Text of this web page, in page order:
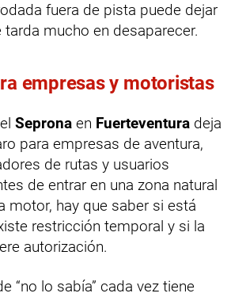
fuera de pista puede dejar
tarda mucho en desaparecer.
empresas y motoristas
Seprona en Fuerteventura deja
para empresas de aventura,
de rutas y usuarios
de entrar en una zona natural
motor, hay que saber si está
restricción temporal y si la
autorización.
“no lo sabía” cada vez tiene